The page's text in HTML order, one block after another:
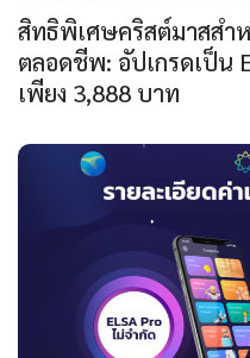
สิทธิพิเศษคริสต์มาสสำ
ตลอดชีพ: อัปเกรดเป็น
เพียง 3,888 บาท